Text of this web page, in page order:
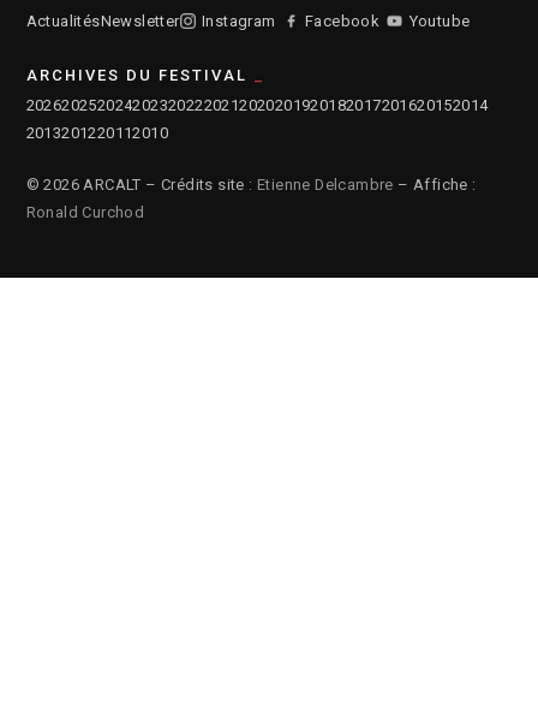
ActualitésNewsletter Instagram Facebook Youtube
ARCHIVES DU FESTIVAL
2026202520242023202220212020201920182017201620152014
2013201220112010
© 2026 ARCALT – Crédits site : Etienne Delcambre – Affiche :
Ronald Curchod